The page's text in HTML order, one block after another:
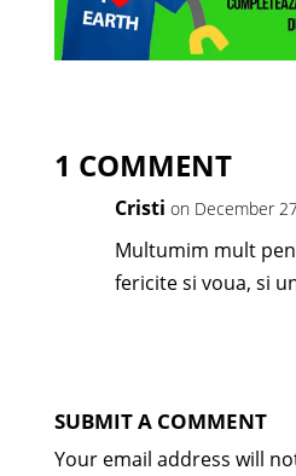
1 COMMENT
Cristi on December
Multumim mult
fericite si voua, si
SUBMIT A COMMENT
Your email address will